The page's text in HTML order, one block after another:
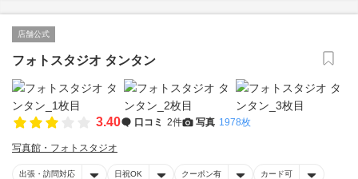
店舗公式
フォトスタジオ タンタン
3.40 口コミ 2件 写真 1978枚
写真館・フォトスタジオ
出張・訪問対応 日祝OK クーポン有 カード可